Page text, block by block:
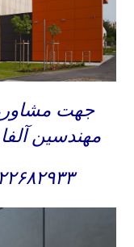
جهت مشاوره
مهندسین